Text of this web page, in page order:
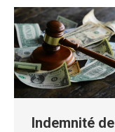
Indemnité de